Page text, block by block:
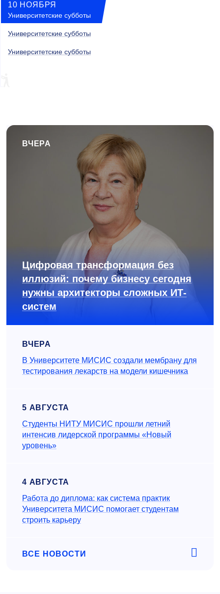
10 НОЯБРЯ
Университетские субботы
Университетские субботы
Университетские субботы
ВЧЕРА
Цифровая трансформация без
иллюзий: почему бизнесу сегодня
нужны архитекторы сложных ИТ-
систем
ВЧЕРА
В Университете МИСИС создали мембрану для
тестирования лекарств на модели кишечника
5 АВГУСТА
Студенты НИТУ МИСИС прошли летний
интенсив лидерской программы «Новый
уровень»
4 АВГУСТА
Работа до диплома: как система практик
Университета МИСИС помогает студентам
строить карьеру
ВСЕ НОВОСТИ